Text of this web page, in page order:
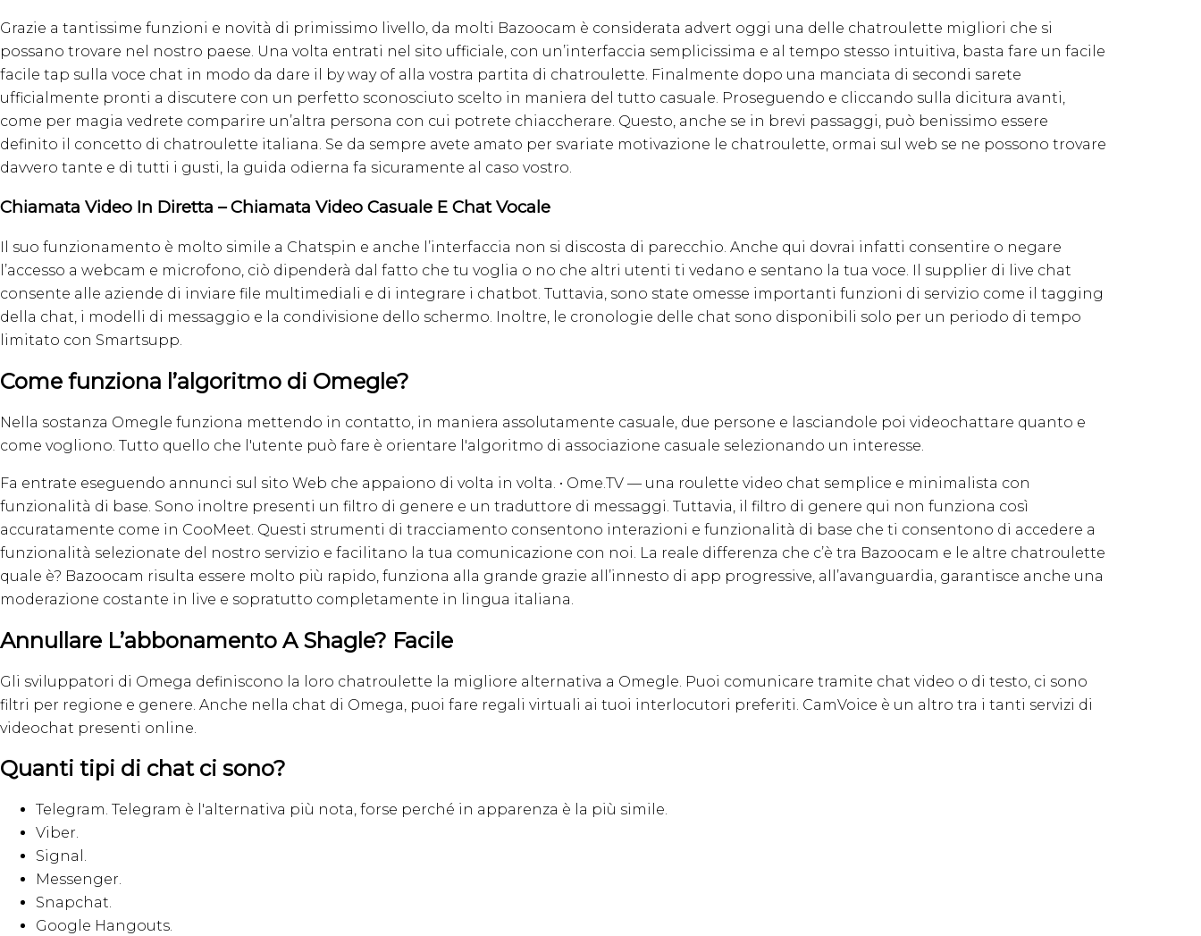
Grazie a tantissime funzioni e novità di primissimo livello, da molti Bazoocam è considerata advert oggi una delle chatroulette migliori che si
possano trovare nel nostro paese. Una volta entrati nel sito ufficiale, con un’interfaccia semplicissima e al tempo stesso intuitiva, basta fare un facile
facile tap sulla voce chat in modo da dare il by way of alla vostra partita di chatroulette. Finalmente dopo una manciata di secondi sarete
ufficialmente pronti a discutere con un perfetto sconosciuto scelto in maniera del tutto casuale. Proseguendo e cliccando sulla dicitura avanti,
come per magia vedrete comparire un’altra persona con cui potrete chiaccherare. Questo, anche se in brevi passaggi, può benissimo essere
definito il concetto di chatroulette italiana. Se da sempre avete amato per svariate motivazione le chatroulette, ormai sul web se ne possono trovare
davvero tante e di tutti i gusti, la guida odierna fa sicuramente al caso vostro.
Chiamata Video In Diretta – Chiamata Video Casuale E Chat Vocale
Il suo funzionamento è molto simile a Chatspin e anche l’interfaccia non si discosta di parecchio. Anche qui dovrai infatti consentire o negare
l’accesso a webcam e microfono, ciò dipenderà dal fatto che tu voglia o no che altri utenti ti vedano e sentano la tua voce. Il supplier di live chat
consente alle aziende di inviare file multimediali e di integrare i chatbot. Tuttavia, sono state omesse importanti funzioni di servizio come il tagging
della chat, i modelli di messaggio e la condivisione dello schermo. Inoltre, le cronologie delle chat sono disponibili solo per un periodo di tempo
limitato con Smartsupp.
Come funziona l’algoritmo di Omegle?
Nella sostanza Omegle funziona mettendo in contatto, in maniera assolutamente casuale, due persone e lasciandole poi videochattare quanto e
come vogliono. Tutto quello che l'utente può fare è orientare l'algoritmo di associazione casuale selezionando un interesse.
Fa entrate eseguendo annunci sul sito Web che appaiono di volta in volta. • Ome.TV — una roulette video chat semplice e minimalista con
funzionalità di base. Sono inoltre presenti un filtro di genere e un traduttore di messaggi. Tuttavia, il filtro di genere qui non funziona così
accuratamente come in CooMeet. Questi strumenti di tracciamento consentono interazioni e funzionalità di base che ti consentono di accedere a
funzionalità selezionate del nostro servizio e facilitano la tua comunicazione con noi. La reale differenza che c’è tra Bazoocam e le altre chatroulette
quale è? Bazoocam risulta essere molto più rapido, funziona alla grande grazie all’innesto di app progressive, all’avanguardia, garantisce anche una
moderazione costante in live e sopratutto completamente in lingua italiana.
Annullare L’abbonamento A Shagle? Facile
Gli sviluppatori di Omega definiscono la loro chatroulette la migliore alternativa a Omegle. Puoi comunicare tramite chat video o di testo, ci sono
filtri per regione e genere. Anche nella chat di Omega, puoi fare regali virtuali ai tuoi interlocutori preferiti. CamVoice è un altro tra i tanti servizi di
videochat presenti online.
Quanti tipi di chat ci sono?
Telegram. Telegram è l'alternativa più nota, forse perché in apparenza è la più simile.
Viber.
Signal.
Messenger.
Snapchat.
Google Hangouts.